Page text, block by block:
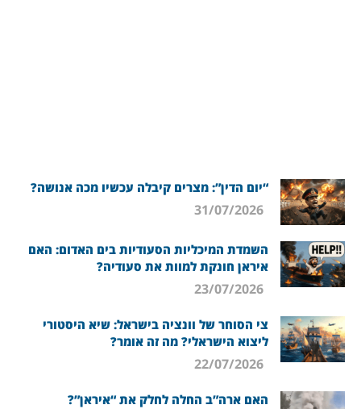
“יום הדין”: מצרים קיבלה עכשיו מכה אנושה?
השמדת המיכליות הסעודיות בים האדום: האם
איראן חונקת למוות את סעודיה?
צי הסוחר של וונציה בישראל: שיא היסטורי
ליצוא הישראלי? מה זה אומר?
האם ארה”ב החלה לחלק את “איראן”?